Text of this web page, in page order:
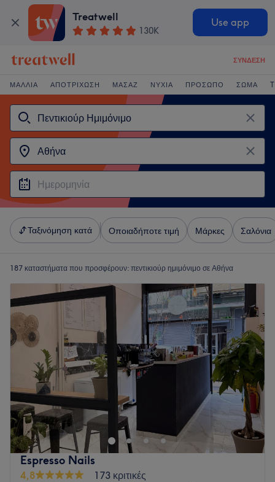
Treatwell
130K
Use app
ΣΎΝΔΕΣΗ
ΜΑΛΛΙΆ ΑΠΟΤΡΊΧΩΣΗ ΜΑΣΆΖ ΝΎΧΙΑ ΠΡΌΣΩΠΟ ΣΏΜΑ
Ταξινόμηση κατά Οποιαδήποτε τιμή Μάρκες Σαλόνια
187 καταστήματα που προσφέρουν: πεντικιούρ ημιμόνιμο σε Αθήνα
Espresso Nails
4,8
173 κριτικές